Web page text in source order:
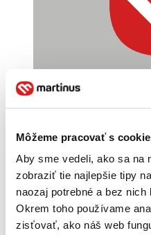
Môžeme pracovať s
Aby sme vedeli, ako sa na
zobraziť tie najlepšie tipy
naozaj potrebné a bez
Okrem toho používame
zisťovať, ako náš web